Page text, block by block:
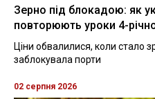
Зерно під блокадою: як
повторюють уроки 4-
Ціни обвалилися, коли стало
заблокувала порти
02 серпня 2026